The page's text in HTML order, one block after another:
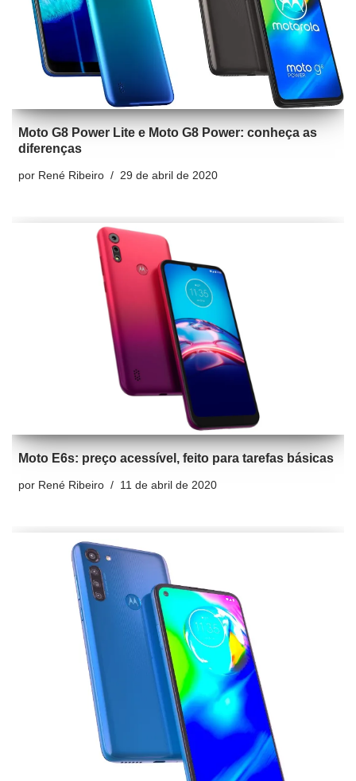
Moto G8 Power Lite e Moto G8 Power: conheça as
diferenças
por René Ribeiro 29 de abril de 2020
Moto E6s: preço acessível, feito para tarefas básicas
por René Ribeiro 11 de abril de 2020